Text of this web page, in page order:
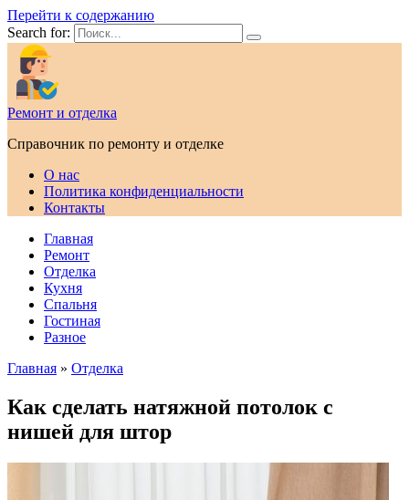
Перейти к содержанию
Search for:
Ремонт и отделка
Справочник по ремонту и отделке
О нас
Политика конфиденциальности
Контакты
Главная
Ремонт
Отделка
Кухня
Спальня
Гостиная
Разное
Главная » Отделка
Как сделать натяжной потолок с
нишей для штор